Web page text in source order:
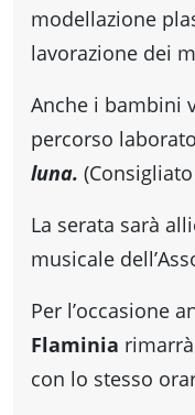
modellazione
lavorazione dei
Anche i bambini
percorso
luna.
La serata sarà
musicale
Per l’occasione
Flaminia
con lo stesso